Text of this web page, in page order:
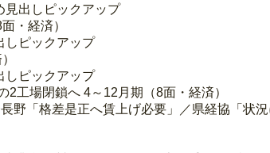
出しピックアップ
・経済）
しピックアップ
しピックアップ
工場閉鎖へ 4～12月期（8面・経済）
野「格差是正へ賃上げ必要」／県経協「状